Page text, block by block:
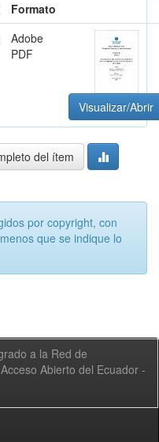
Formato
Adobe
PDF
Visualizar/Abrir
del ítem
por copyright, con
que se indique lo
a la Red de
Abierto del Ecuador -